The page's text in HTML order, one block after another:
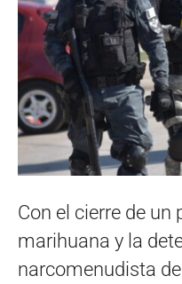
Con el cierre de un
marihuana y la
narcomenudista